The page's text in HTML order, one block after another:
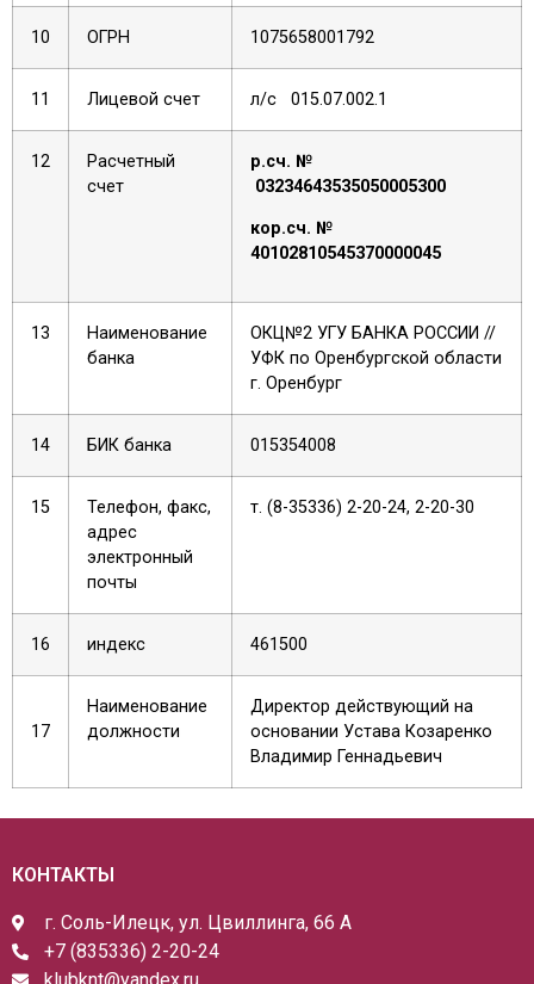
10 ОГРН 1075658001792
11 Лицевой счет л/с 015.07.002.1
12
Расчетный
счет
р.сч. №
03234643535050005300
кор.сч. №
40102810545370000045
13
Наименование
банка
ОКЦ№2 УГУ БАНКА РОССИИ //
УФК по Оренбургской области
г. Оренбург
14 БИК банка 015354008
15
Телефон, факс,
адрес
электронный
почты
т. (8-35336) 2-20-24, 2-20-30
16 индекс 461500
17
Наименование
должности
Директор действующий на
основании Устава Козаренко
Владимир Геннадьевич
КОНТАКТЫ
г. Соль-Илецк, ул. Цвиллинга, 66 А
+7 (835336) 2-20-24